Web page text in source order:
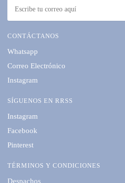
CONTÁCTANOS
Whatsapp
Correo Electrónico
Instagram
SÍGUENOS EN RRSS
Instagram
Facebook
Pinterest
TÉRMINOS Y CONDICIONES
Despachos